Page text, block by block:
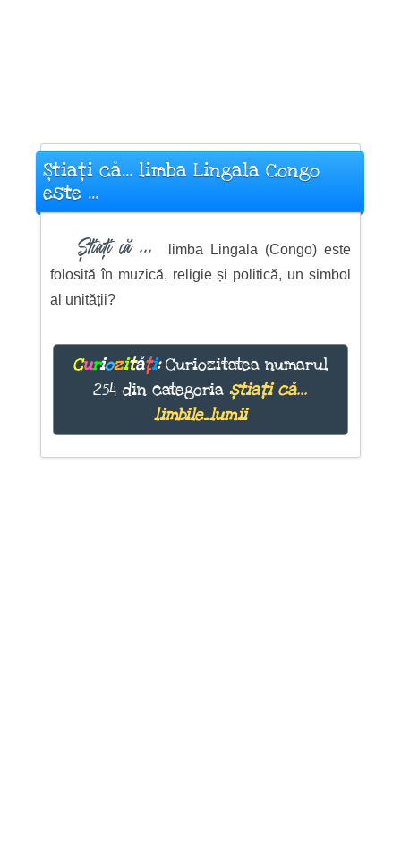
Știați că... limba Lingala Congo
este ...
Știați că ...
limba Lingala (Congo) este
folosită în muzică, religie și politică, un simbol
al unității?
Curiozități:Curiozitatea numarul
254 din categoriaștiați că...
limbile_lumii